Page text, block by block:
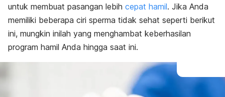
untuk membuat pasangan lebih cepat hamil. Jika Anda
memiliki beberapa ciri sperma tidak sehat seperti berikut
ini, mungkin inilah yang menghambat keberhasilan
program hamil Anda hingga saat ini.